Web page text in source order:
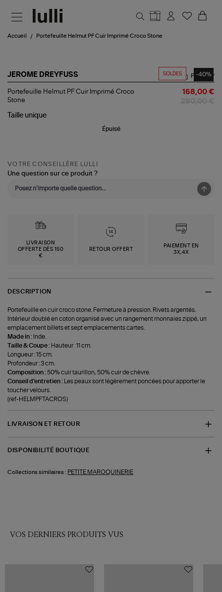
Accueil Portefeuille Helmut PF Cuir Imprimé Croco Stone
SOLDES -40%
JEROME DREYFUSS
Portefeuille
Helmut
Cuir
Partager
Portefeuille Helmut PF Cuir Imprimé Croco
Stone
168,00 €
Taille unique
Épuisé
VOTRE CONSEILLÈRE LULLI
Une question sur ce produit ?
LIVRAISON
OFFERTE DÈS 150
€
RETOUR OFFERT
PAIEMENT EN
3X,4X
DESCRIPTION
Portefeuille en cuir croco stone. Fermeture à pression. Rivets argentés.
Intérieur doublé en coton organisé avec un rangement monnaies zippé, un
emplacement billets et sept emplacements cartes.
Made in : Inde.
Taille & Coupe : Hauteur : 11 cm.
Longueur : 15 cm.
Profondeur : 3 cm.
Composition :50% cuir taurillon, 50% cuir de chèvre.
Conseil d'entretien :
Les peaux sont légèrement poncées pour apporter le
toucher velours.
(ref-HELMPFTACROS)
LIVRAISON ET RETOUR
DISPONIBILITÉ BOUTIQUE
Collections similaires : PETITE MAROQUINERIE
VOS DERNIERS PRODUITS VUS